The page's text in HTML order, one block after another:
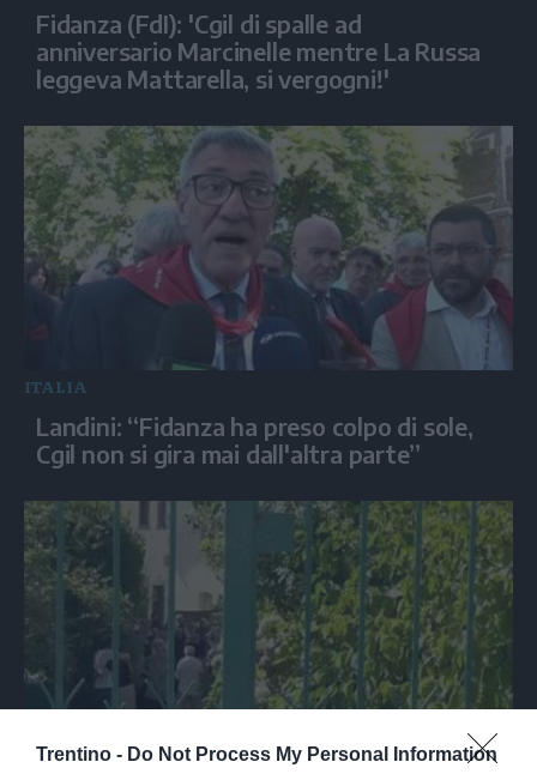
Trentino - Do Not Process My Personal Information
Fidanza (FdI): 'Cgil di spalle ad
anniversario Marcinelle mentre La Russa
leggeva Mattarella, si vergogni!'
ITALIA
Landini: “Fidanza ha preso colpo di sole,
Cgil non si gira mai dall'altra parte”
SPETTACOLO